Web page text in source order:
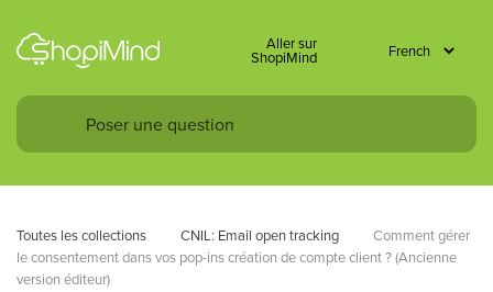
Aller sur
ShopiMind
Toutes les collections CNIL: Email open tracking
Comment gérer
le consentement dans vos pop-ins création de compte client ? (Ancienne
version éditeur)